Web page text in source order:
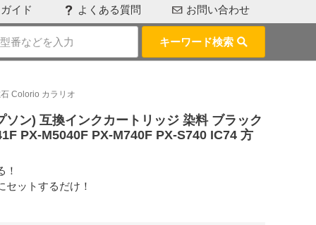
イド よくある質問 お問い合わせ
キーワード検索
Colorio カラリオ
ン) 互換インクカートリッジ 染料 ブラック
PX-M5040F PX-M740F PX-S740 IC74 方
！
ットするだけ！